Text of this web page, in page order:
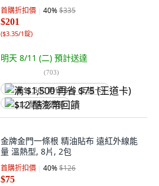
首購折扣價 40%$335
$201
($3.35/1錠)
明天 8/11 (二) 預計送達
(703)
满 $1,500 再省 $75 (王道卡)
$12 酷澎幣回饋
金牌金門一條根 精油貼布 遠紅外線能
量 溫熱型, 8片, 2包
首購折扣價 40%$126
$75